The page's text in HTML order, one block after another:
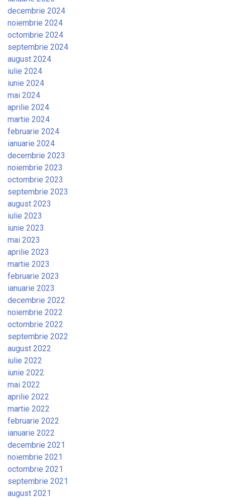
decembrie 2024
noiembrie 2024
octombrie 2024
septembrie 2024
august 2024
iulie 2024
iunie 2024
mai 2024
aprilie 2024
martie 2024
februarie 2024
ianuarie 2024
decembrie 2023
noiembrie 2023
octombrie 2023
septembrie 2023
august 2023
iulie 2023
iunie 2023
mai 2023
aprilie 2023
martie 2023
februarie 2023
ianuarie 2023
decembrie 2022
noiembrie 2022
octombrie 2022
septembrie 2022
august 2022
iulie 2022
iunie 2022
mai 2022
aprilie 2022
martie 2022
februarie 2022
ianuarie 2022
decembrie 2021
noiembrie 2021
octombrie 2021
septembrie 2021
august 2021